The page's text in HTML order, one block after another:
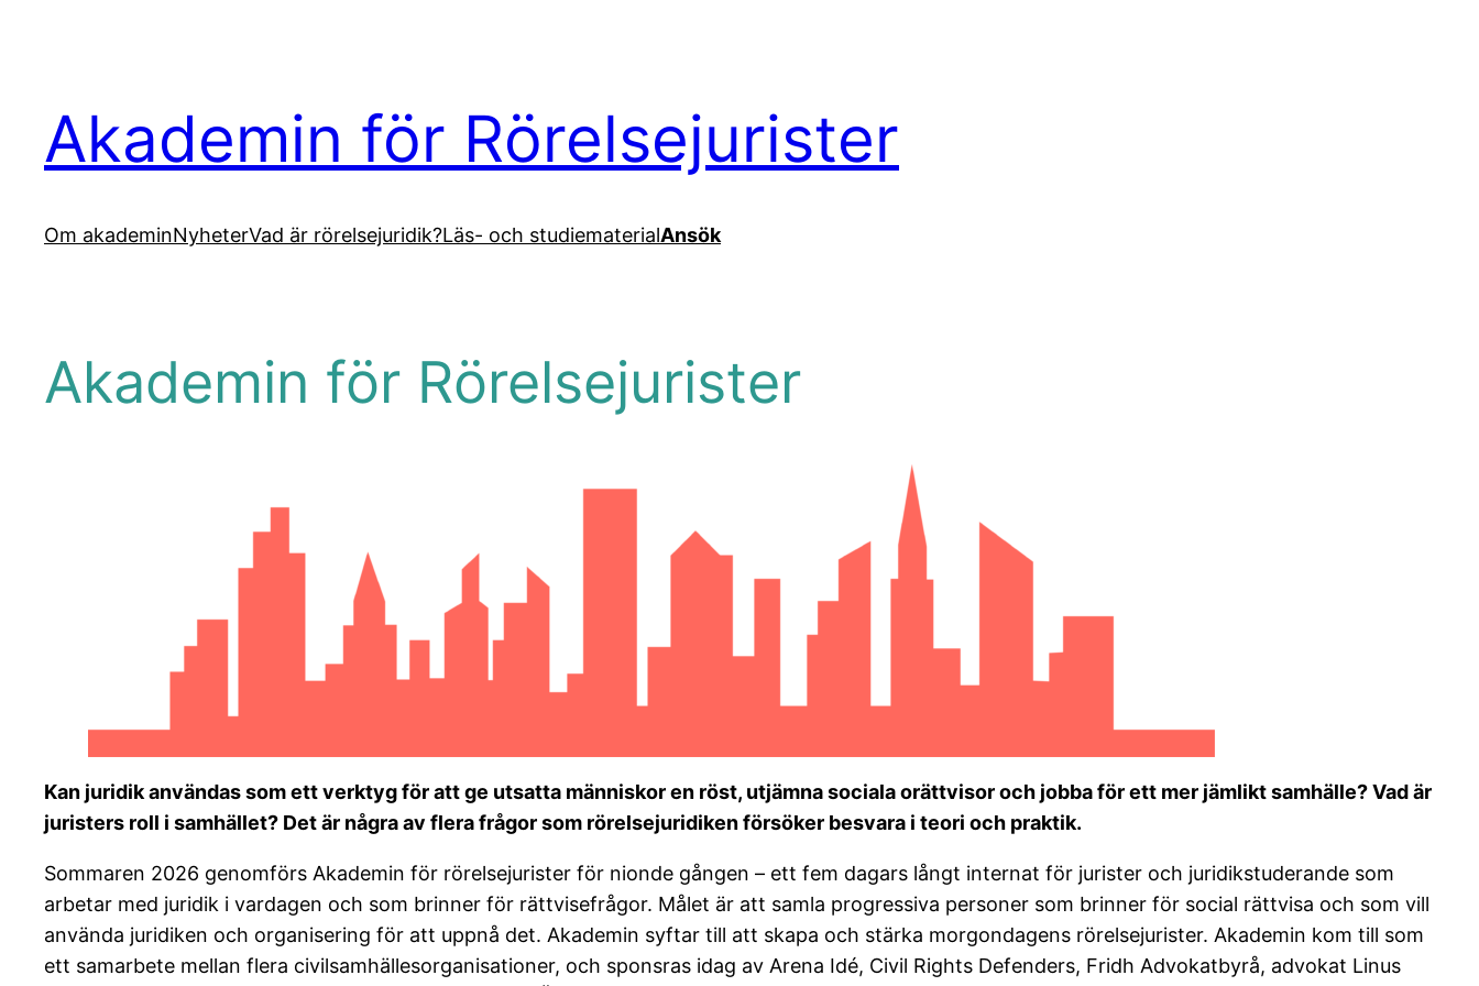
Akademin för Rörelsejurister
Om akademinNyheterVad är rörelsejuridik?Läs- och studiematerialAnsök
Akademin för Rörelsejurister
Kan juridik användas som ett verktyg för att ge utsatta människor en röst, utjämna sociala orättvisor och jobba för ett mer jämlikt samhälle? Vad är
juristers roll i samhället? Det är några av flera frågor som rörelsejuridiken försöker besvara i teori och praktik.
Sommaren 2026 genomförs Akademin för rörelsejurister för nionde gången – ett fem dagars långt internat för jurister och juridikstuderande som
arbetar med juridik i vardagen och som brinner för rättvisefrågor. Målet är att samla progressiva personer som brinner för social rättvisa och som vill
använda juridiken och organisering för att uppnå det. Akademin syftar till att skapa och stärka morgondagens rörelsejurister. Akademin kom till som
ett samarbete mellan flera civilsamhällesorganisationer, och sponsras idag av Arena Idé, Civil Rights Defenders, Fridh Advokatbyrå, advokat Linus